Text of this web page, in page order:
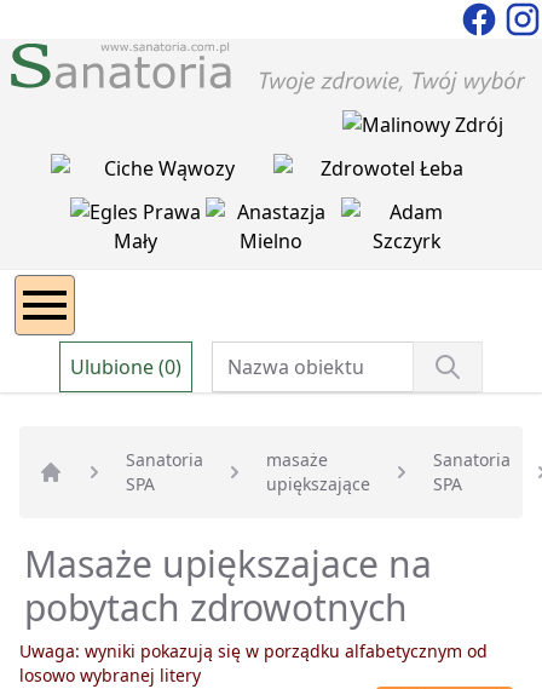
Ulubione (0)
Strona główna
Sanatoria
SPA
masaże
upiększające
Sanatoria
SPA
Masaże upiększajace na
pobytach zdrowotnych
Uwaga: wyniki pokazują się w porządku alfabetycznym od
losowo wybranej litery